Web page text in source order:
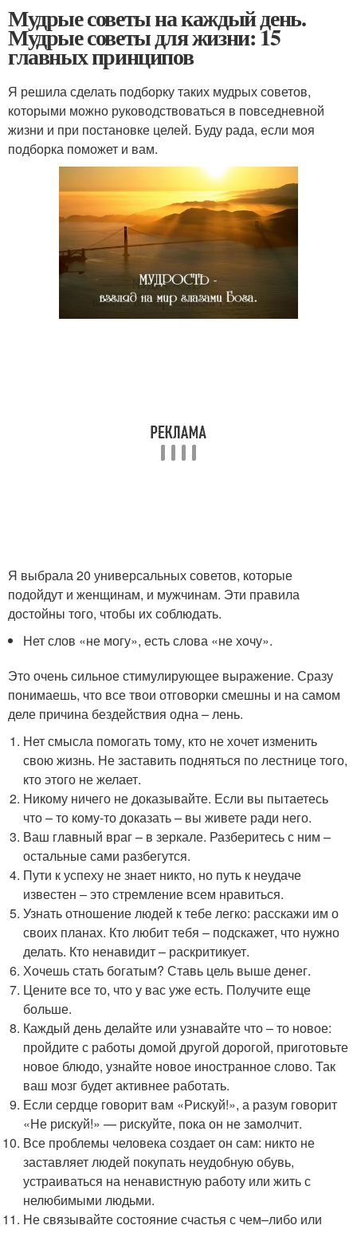
Мудрые советы на каждый день.
Мудрые советы для жизни: 15
главных принципов
Я решила сделать подборку таких мудрых советов,
которыми можно руководствоваться в повседневной
жизни и при постановке целей. Буду рада, если моя
подборка поможет и вам.
Я выбрала 20 универсальных советов, которые
подойдут и женщинам, и мужчинам. Эти правила
достойны того, чтобы их соблюдать.
Нет слов «не могу», есть слова «не хочу».
Это очень сильное стимулирующее выражение. Сразу
понимаешь, что все твои отговорки смешны и на самом
деле причина бездействия одна – лень.
Нет смысла помогать тому, кто не хочет изменить
свою жизнь. Не заставить подняться по лестнице того,
кто этого не желает.
Никому ничего не доказывайте. Если вы пытаетесь
что – то кому-то доказать – вы живете ради него.
Ваш главный враг – в зеркале. Разберитесь с ним –
остальные сами разбегутся.
Пути к успеху не знает никто, но путь к неудаче
известен – это стремление всем нравиться.
Узнать отношение людей к тебе легко: расскажи им о
своих планах. Кто любит тебя – подскажет, что нужно
делать. Кто ненавидит – раскритикует.
Хочешь стать богатым? Ставь цель выше денег.
Цените все то, что у вас уже есть. Получите еще
больше.
Каждый день делайте или узнавайте что – то новое:
пройдите с работы домой другой дорогой, приготовьте
новое блюдо, узнайте новое иностранное слово. Так
ваш мозг будет активнее работать.
Если сердце говорит вам «Рискуй!», а разум говорит
«Не рискуй!» — рискуйте, пока он не замолчит.
Все проблемы человека создает он сам: никто не
заставляет людей покупать неудобную обувь,
устраиваться на ненавистную работу или жить с
нелюбимыми людьми.
Не связывайте состояние счастья с чем–либо или